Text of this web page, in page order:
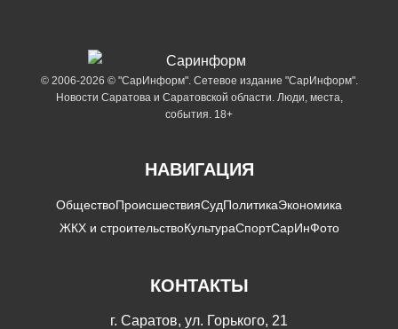
© 2006-2026 © "СарИнформ". Сетевое издание "СарИнформ".
Новости Саратова и Саратовской области. Люди, места,
события. 18+
НАВИГАЦИЯ
ОбществоПроисшествияСудПолитикаЭкономика
ЖКХ и строительствоКультураСпортСарИнФото
КОНТАКТЫ
г. Саратов, ул. Горького, 21